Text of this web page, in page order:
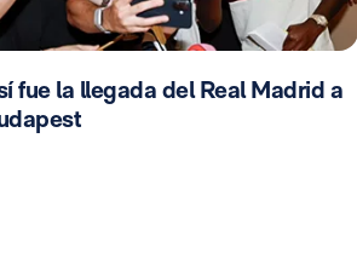
fue la llegada del Real Madrid a